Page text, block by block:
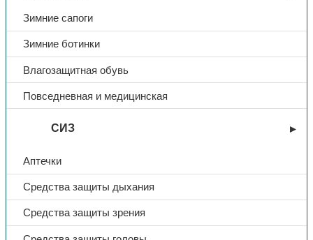
Зимние сапоги
Зимние ботинки
Влагозащитная обувь
Повседневная и медицинская
СИЗ
Аптечки
Средства защиты дыхания
Средства защиты зрения